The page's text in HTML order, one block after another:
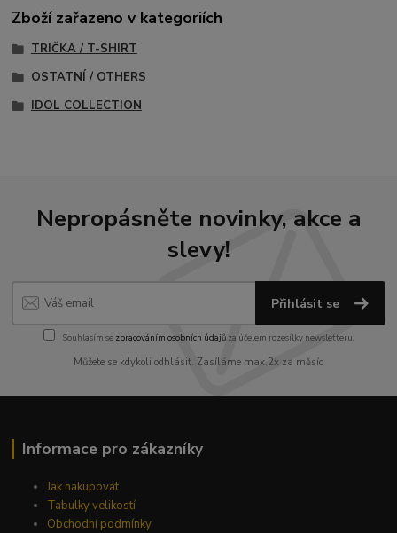
Zboží zařazeno v kategoriích
TRIČKA / T-SHIRT
OSTATNÍ / OTHERS
IDOL COLLECTION
Nepropásněte novinky, akce a
slevy!
Přihlásit se
Souhlasím se zpracováním osobních údajůza účelem rozesílky newsletteru.
Můžete se kdykoli odhlásit. Zasíláme max.2x za měsíc
Informace pro zákazníky
Jak nakupovat
Tabulky velikostí
Obchodní podmínky